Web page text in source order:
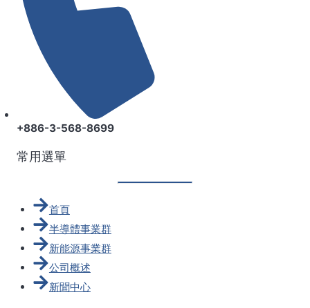
+886-3-568-8699
常用選單
首頁
半導體事業群
新能源事業群
公司概述
新聞中心